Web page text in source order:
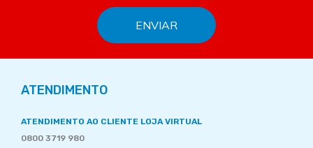
ATENDIMENTO
ATENDIMENTO AO CLIENTE LOJA VIRTUAL
0800 3719 980